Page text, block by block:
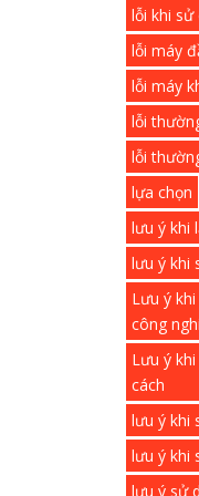
lỗi khi sử
lỗi máy
lỗi máy
lỗi
lỗi
lựa chọn
lưu ý khi
lưu ý khi
Lưu ý
công
Lưu ý
cách
lưu ý khi
lưu ý khi
lưu ý sử